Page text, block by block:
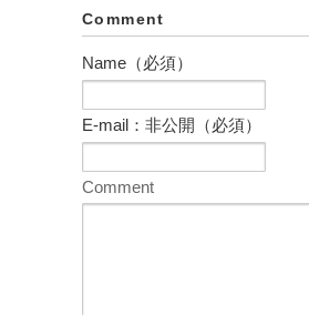
Comment
Name（必須）
E-mail：非公開（必須）
Comment